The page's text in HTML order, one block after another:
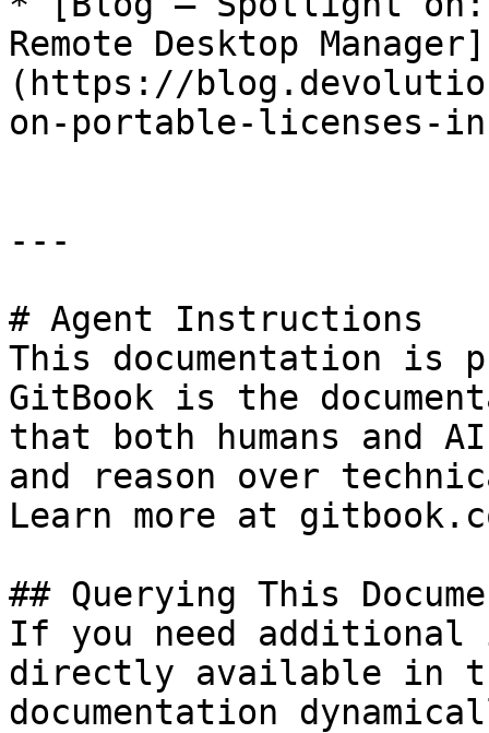
Remote Desktop Manager]
(https://
on-portable-licenses-
---
# Agent Instructions
This documentation is
GitBook is the
that both humans and
and reason over
Learn more at
## Querying This
If you need
directly available in
documentation